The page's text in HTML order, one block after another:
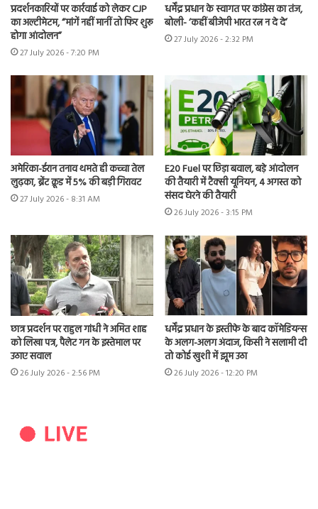
प्रदर्शनकारियों पर कार्रवाई को लेकर CJP
का अल्टीमेटम, “मांगें नहीं मानीं तो फिर शुरू
होगा आंदोलन”
27 July 2026 - 7:20 PM
धर्मेंद्र प्रधान के स्वागत पर कांग्रेस का तंज,
बोली- ‘कहीं बीजेपी भारत रत्न न दे दे’
27 July 2026 - 2:32 PM
अमेरिका-ईरान तनाव थमते ही कच्चा तेल
लुढ़का, ब्रेंट क्रूड में 5% की बड़ी गिरावट
27 July 2026 - 8:31 AM
E20 Fuel पर छिड़ा बवाल, बड़े आंदोलन
की तैयारी में टैक्सी यूनियन, 4 अगस्त को
संसद घेरने की तैयारी
26 July 2026 - 3:15 PM
छात्र प्रदर्शन पर राहुल गांधी ने अमित शाह
को लिखा पत्र, पैलेट गन के इस्तेमाल पर
उठाए सवाल
26 July 2026 - 2:56 PM
धर्मेंद्र प्रधान के इस्तीफे के बाद कॉमेडियन्स
के अलग-अलग अंदाज, किसी ने सलामी दी
तो कोई खुशी में झूम उठा
26 July 2026 - 12:20 PM